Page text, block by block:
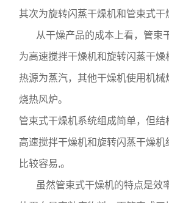
其次为旋转闪蒸干燥机和管束式干
从干燥产品的成本上看，管束
为高速搅拌干燥机和旋转闪蒸干燥
热源为蒸汽，其他干燥机使用机
烧热风炉。
管束式干燥机系统组成简单，但结
高速搅拌干燥机和旋转闪蒸干燥机
比较容易,。
虽然管束式干燥机的特点是效